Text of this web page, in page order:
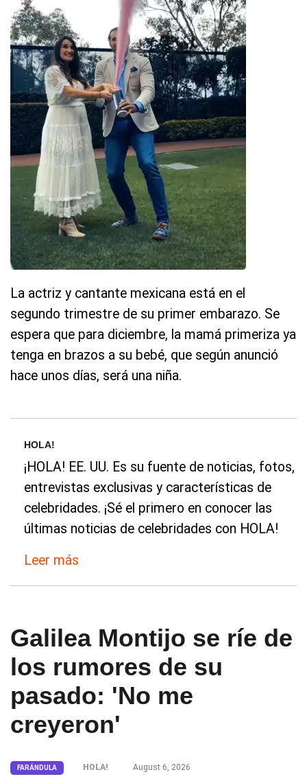
La actriz y cantante mexicana está en el
segundo trimestre de su primer embarazo. Se
espera que para diciembre, la mamá primeriza ya
tenga en brazos a su bebé, que según anunció
hace unos días, será una niña.
HOLA!
¡HOLA! EE. UU. Es su fuente de noticias, fotos,
entrevistas exclusivas y características de
celebridades. ¡Sé el primero en conocer las
últimas noticias de celebridades con HOLA!
Leer más
Galilea Montijo se ríe de
los rumores de su
pasado: 'No me
creyeron'
FARÁNDULA HOLA! August 6, 2026